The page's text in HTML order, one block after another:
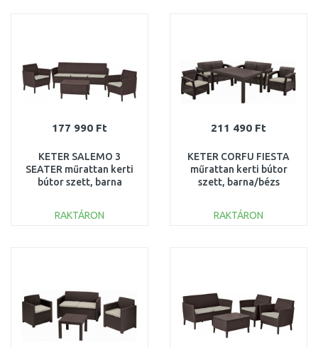
177 990 Ft
KETER SALEMO 3
SEATER műrattan kerti
bútor szett, barna
RAKTÁRON
211 490 Ft
KETER CORFU FIESTA
műrattan kerti bútor
szett, barna/bézs
RAKTÁRON